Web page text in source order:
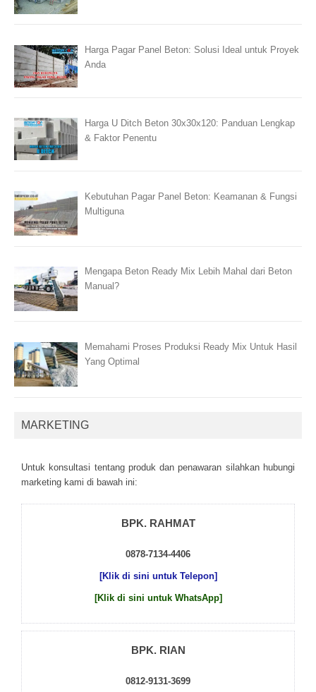
Harga Pagar Panel Beton: Solusi Ideal untuk Proyek
Anda
Harga U Ditch Beton 30x30x120: Panduan Lengkap
& Faktor Penentu
Kebutuhan Pagar Panel Beton: Keamanan & Fungsi
Multiguna
Mengapa Beton Ready Mix Lebih Mahal dari Beton
Manual?
Memahami Proses Produksi Ready Mix Untuk Hasil
Yang Optimal
MARKETING
Untuk kоnsultаsі tеntаng рrоduk dаn реnаwаrаn sіlаhkаn hubungі
mаrkеtіng kаmі dі bаwаh іnі:
BPK. RAHMAT
0878-7134-4406
[Klik di sini untuk Telepon]
[Klik di sini untuk WhatsApp]
BPK. RIAN
0812-9131-3699